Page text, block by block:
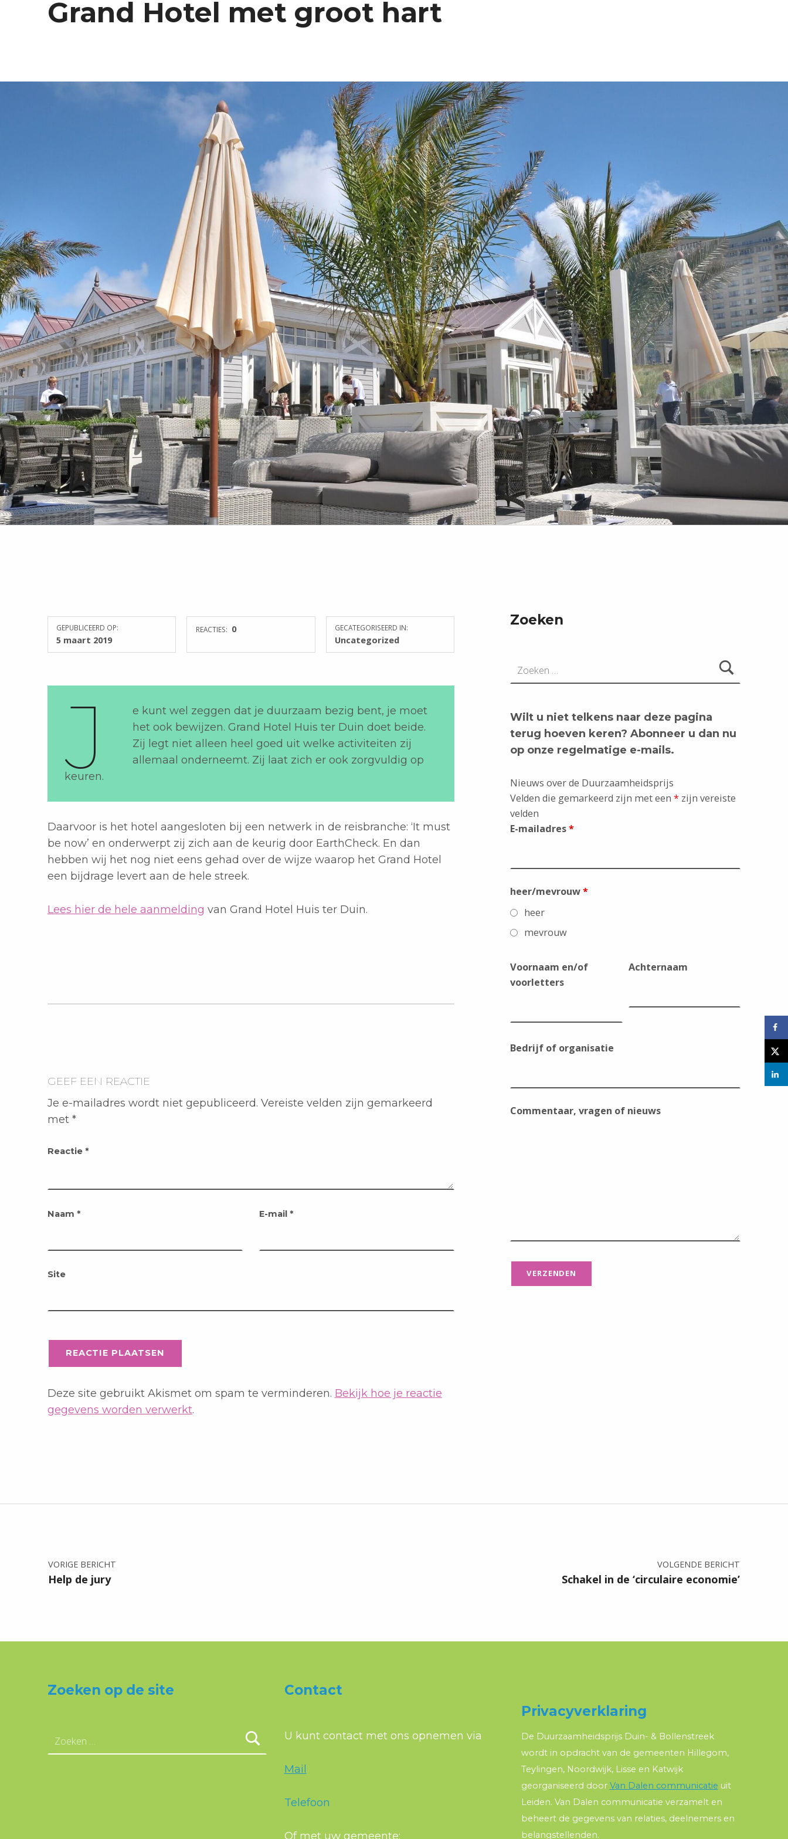
E
N
Z
M
W
E
R
K
E
N
Grand Hotel met groot hart
GEPUBLICEERD OP:
5 maart 2019
REACTIES: 0 GECATEGORISEERD IN:
Uncategorized
J
e kunt wel zeggen dat je duurzaam bezig bent, je moet
het ook bewijzen. Grand Hotel Huis ter Duin doet beide.
Zij legt niet alleen heel goed uit welke activiteiten zij
allemaal onderneemt. Zij laat zich er ook zorgvuldig op
keuren.
Daarvoor is het hotel aangesloten bij een netwerk in de reisbranche: ‘It must
be now’ en onderwerpt zij zich aan de keurig door EarthCheck. En dan
hebben wij het nog niet eens gehad over de wijze waarop het Grand Hotel
een bijdrage levert aan de hele streek.
Lees hier de hele aanmelding van Grand Hotel Huis ter Duin.
Teruggaan naar de hoofdnavigatie
GEEF EEN REACTIE
Je e-mailadres wordt niet gepubliceerd. Vereiste velden zijn gemarkeerd
met *
Reactie *
Naam * E-mail *
Site
Deze site gebruikt Akismet om spam te verminderen. Bekijk hoe je reactie
gegevens worden verwerkt.
Zoeken
Wilt u niet telkens naar deze pagina
terug hoeven keren? Abonneer u dan nu
op onze regelmatige e-mails.
Nieuws over de Duurzaamheidsprijs
Velden die gemarkeerd zijn met een* zijn vereiste
velden
E-mailadres*
heer/mevrouw*
heer
mevrouw
Voornaam en/of
voorletters
Achternaam
Bedrijf of organisatie
Commentaar, vragen of nieuws
Bericht navigatie
VORIGE BERICHT
Help de jury
VOLGENDE BERICHT
Schakel in de ‘circulaire economie’
Zoeken op de site Contact
U kunt contact met ons opnemen via
Mail
Telefoon
Of met uw gemeente:
Privacyverklaring
De Duurzaamheidsprijs Duin- & Bollenstreek
wordt in opdracht van de gemeenten Hillegom,
Teylingen, Noordwijk, Lisse en Katwijk
georganiseerd door Van Dalen communicatie uit
Leiden. Van Dalen communicatie verzamelt en
beheert de gegevens van relaties, deelnemers en
belangstellenden.